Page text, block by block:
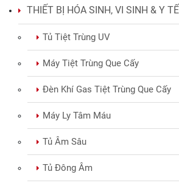
THIẾT BỊ HÓA SINH, VI SINH & Y TẾ
Tủ Tiệt Trùng UV
Máy Tiệt Trùng Que Cấy
Đèn Khí Gas Tiệt Trùng Que Cấy
Máy Ly Tâm Máu
Tủ Âm Sâu
Tủ Đông Âm